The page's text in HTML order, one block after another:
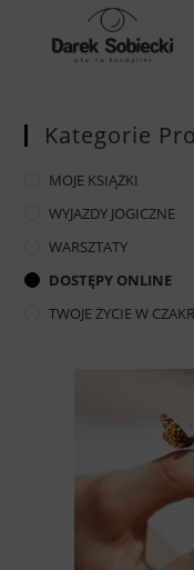
Kategorie
MOJE KSIĄŻKI
WYJAZDY JOGICZNE
WARSZTATY
DOSTĘPY ONLINE
TWOJE ŻYCIE W